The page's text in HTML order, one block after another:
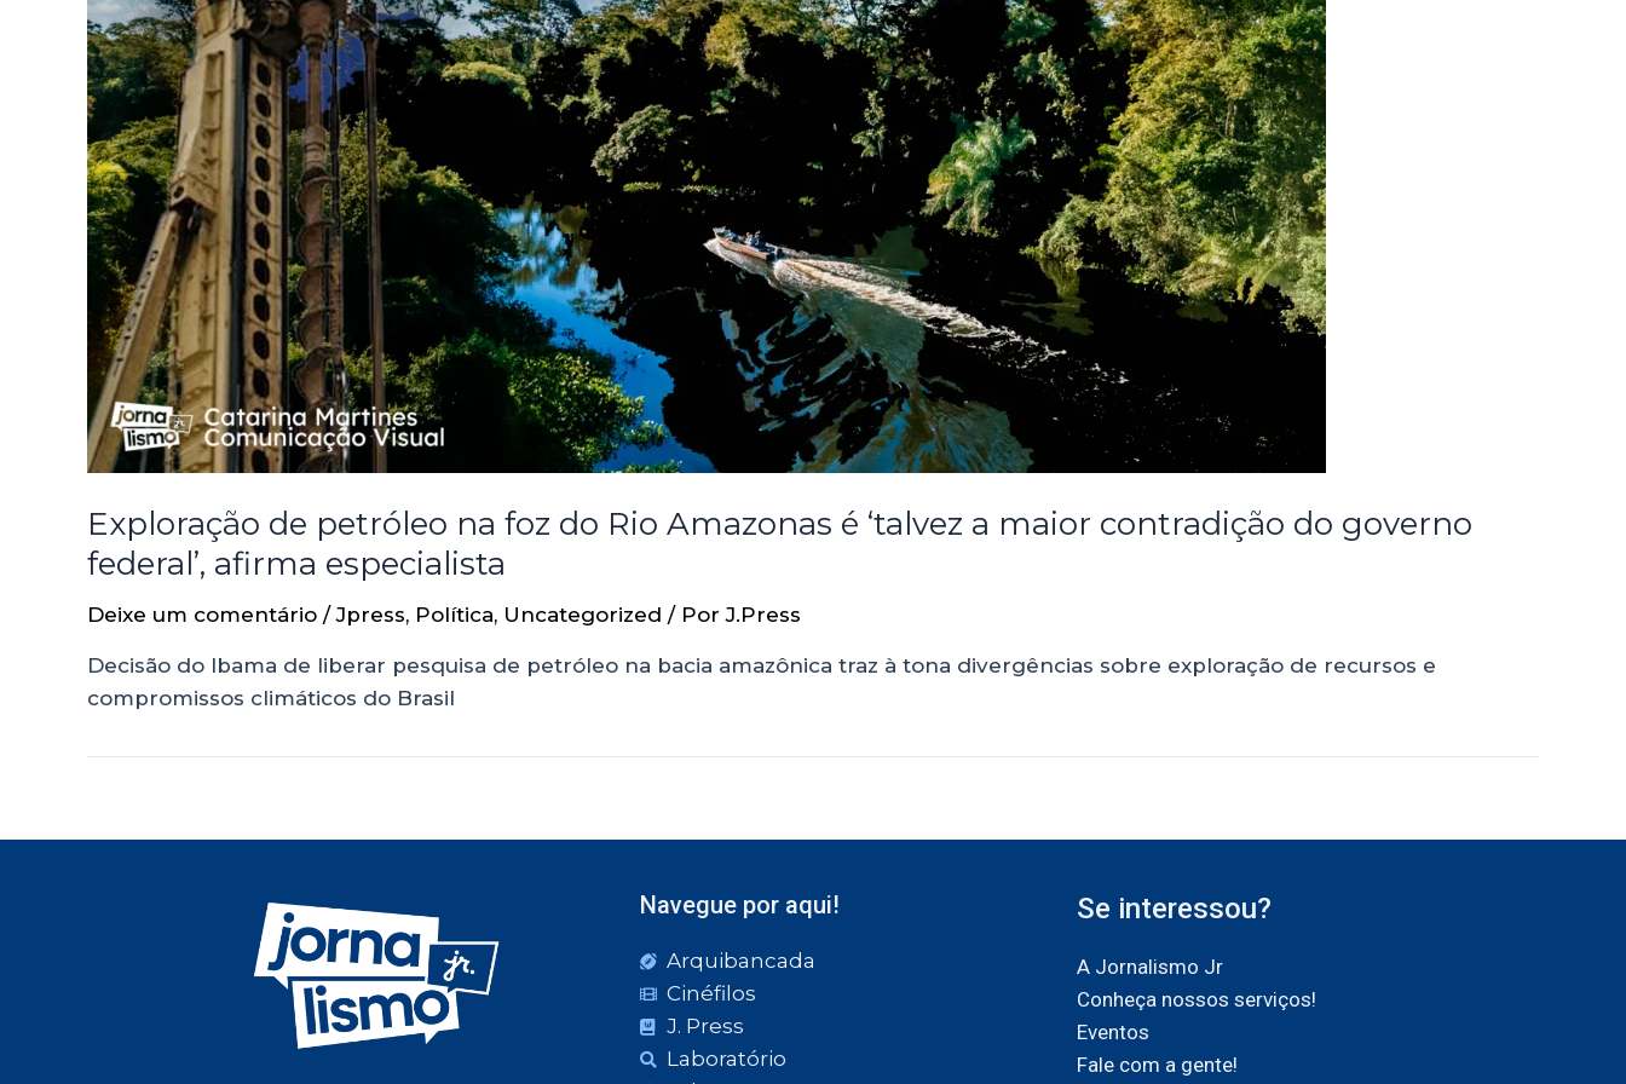
Exploração de petróleo na foz do Rio Amazonas é ‘talvez a maior contradição do governo
federal’, afirma especialista
Deixe um comentário /Jpress, Política, Uncategorized / PorJ.Press
Decisão do Ibama de liberar pesquisa de petróleo na bacia amazônica traz à tona divergências sobre exploração de recursos e
compromissos climáticos do Brasil
Navegue por aqui!
Arquibancada
Cinéfilos
J. Press
Laboratório
Se interessou?
A Jornalismo Jr
Conheça nossos serviços!
Eventos
Fale com a gente!